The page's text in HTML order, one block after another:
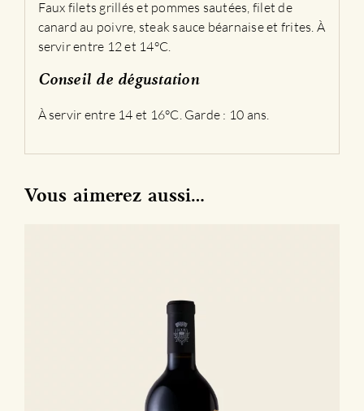
Faux filets grillés et pommes sautées, filet de
canard au poivre, steak sauce béarnaise et frites. À
servir entre 12 et 14°C.
Conseil de dégustation
À servir entre 14 et 16°C. Garde : 10 ans.
Vous aimerez aussi…